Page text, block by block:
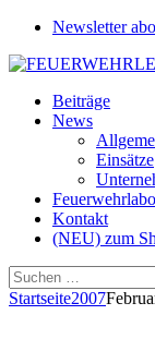
Newsletter
Beiträge
News
Einsätze
Kontakt
(NEU) zum
Suchen
nach:
Startseite2007